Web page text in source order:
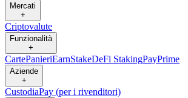
Mercati
+
Criptovalute
Funzionalità
+
CartePanieriEarnStakeDeFi StakingPayPrime
Aziende
+
CustodiaPay (per i rivenditori)